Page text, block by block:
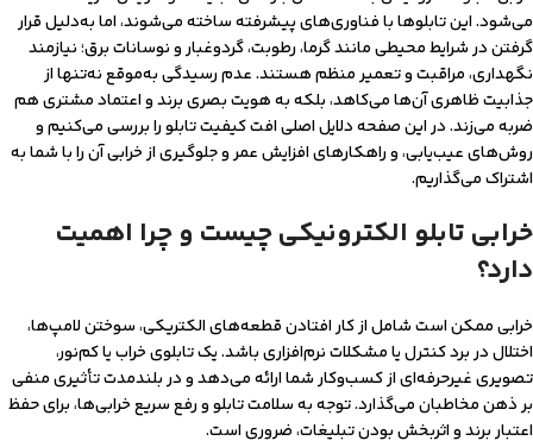
می‌شود. این تابلوها با فناوری‌های پیشرفته ساخته می‌شوند، اما به‌دلیل قرار
گرفتن در شرایط محیطی مانند گرما، رطوبت، گردوغبار و نوسانات برق؛ نیازمند
نگهداری، مراقبت و تعمیر منظم هستند. عدم رسیدگی به‌موقع نه‌تنها از
جذابیت ظاهری آن‌ها می‌کاهد، بلکه به هویت بصری برند و اعتماد مشتری هم
ضربه می‌زند. در این صفحه دلایل اصلی افت کیفیت تابلو را بررسی می‌کنیم و
روش‌های عیب‌یابی، و راهکارهای افزایش عمر و جلوگیری از خرابی آن را با شما به
اشتراک می‌گذاریم.
خرابی تابلو الکترونیکی چیست و چرا اهمیت
دارد؟
خرابی ممکن است شامل از کار افتادن قطعه‌های الکتریکی، سوختن لامپ‌ها،
اختلال در برد کنترل یا مشکلات نرم‌افزاری باشد. یک تابلوی خراب یا کم‌نور،
تصویری غیرحرفه‌ای از کسب‌وکار شما ارائه می‌دهد و در بلندمدت تأثیری منفی
بر ذهن مخاطبان می‌گذارد. توجه به سلامت تابلو و رفع سریع خرابی‌ها، برای حفظ
اعتبار برند و اثربخش بودن تبلیغات، ضروری است.